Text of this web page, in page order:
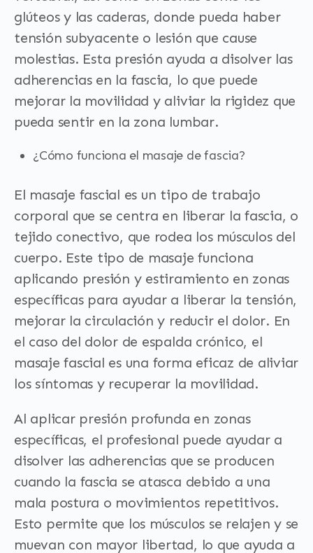
glúteos y las caderas, donde pueda haber
tensión subyacente o lesión que cause
molestias. Esta presión ayuda a disolver las
adherencias en la fascia, lo que puede
mejorar la movilidad y aliviar la rigidez que
pueda sentir en la zona lumbar.
¿Cómo funciona el masaje de fascia?
El masaje fascial es un tipo de trabajo
corporal que se centra en liberar la fascia, o
tejido conectivo, que rodea los músculos del
cuerpo. Este tipo de masaje funciona
aplicando presión y estiramiento en zonas
específicas para ayudar a liberar la tensión,
mejorar la circulación y reducir el dolor. En
el caso del dolor de espalda crónico, el
masaje fascial es una forma eficaz de aliviar
los síntomas y recuperar la movilidad.
Al aplicar presión profunda en zonas
específicas, el profesional puede ayudar a
disolver las adherencias que se producen
cuando la fascia se atasca debido a una
mala postura o movimientos repetitivos.
Esto permite que los músculos se relajen y se
muevan con mayor libertad, lo que ayuda a